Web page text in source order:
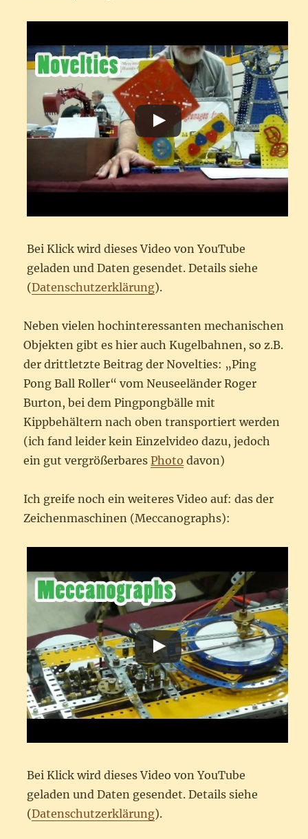
Bei Klick wird dieses Video von YouTube
geladen und Daten gesendet. Details siehe
(Datenschutzerklärung).
Neben vielen hochinteressanten mechanischen
Objekten gibt es hier auch Kugelbahnen, so z.B.
der drittletzte Beitrag der Novelties: „Ping
Pong Ball Roller“ vom Neuseeländer Roger
Burton, bei dem Pingpongbälle mit
Kippbehältern nach oben transportiert werden
(ich fand leider kein Einzelvideo dazu, jedoch
ein gut vergrößerbaresPhoto davon)
Ich greife noch ein weiteres Video auf: das der
Zeichenmaschinen (Meccanographs):
Bei Klick wird dieses Video von YouTube
geladen und Daten gesendet. Details siehe
(Datenschutzerklärung).